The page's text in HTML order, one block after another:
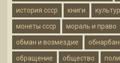
история ссср книги
монеты ссср мораль и право
обман и возмездие
обращение общество